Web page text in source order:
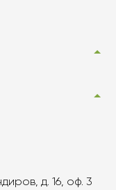
д. 16, оф. 3